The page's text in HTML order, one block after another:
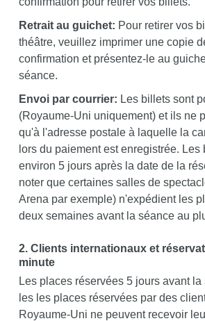
Retrait au guichet: Pour retirer vos
théâtre, veuillez imprimer une copie
confirmation et présentez-le au
séance.
Envoi par courrier: Les billets sont
(Royaume-Uni uniquement) et ils ne
qu'à l'adresse postale à laquelle la
lors du paiement est enregistrée. Les
environ 5 jours après la date de la
noter que certaines salles de
Arena par exemple) n'expédient les
deux semaines avant la séance au
2. Clients internationaux et
minute
Les places réservées 5 jours avant
les les places réservées par des
Royaume-Uni ne peuvent recevoir